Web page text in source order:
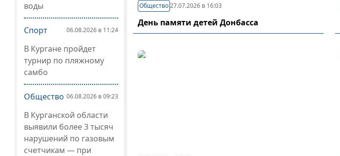
воды
Спорт 06.08.2026 в 11:24
В Кургане пройдет
турнир по пляжному
самбо
Общество 06.08.2026 в 09:23
В Курганской области
выявили более 3 тысяч
нарушений по газовым
счетчикам — при
Общество27.07.2026 в 16:03
День памяти детей Донбасса